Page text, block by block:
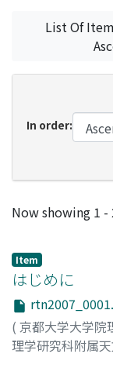
List Of
In order:
Recent
Now showing 1 -
Item
はじめに
( 京都大学大学院
理学研究科附属